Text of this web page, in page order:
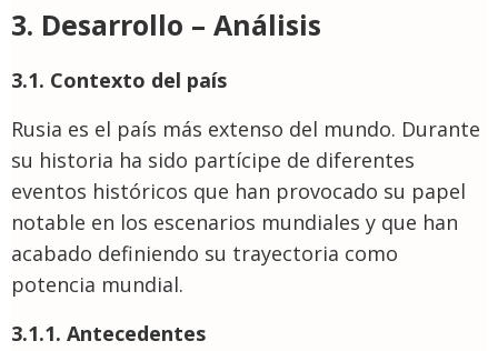
3. Desarrollo – Análisis
3.1. Contexto del país
Rusia es el país más extenso del mundo. Durante
su historia ha sido partícipe de diferentes
eventos históricos que han provocado su papel
notable en los escenarios mundiales y que han
acabado definiendo su trayectoria como
potencia mundial.
3.1.1. Antecedentes